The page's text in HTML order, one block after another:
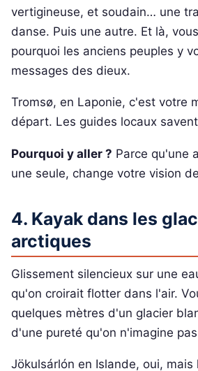
vertigineuse, et soudain… une
danse. Puis une autre. Et là,
pourquoi les anciens peuples y
messages des dieux.
Tromsø, en Laponie, c'est votre
départ. Les guides locaux
Pourquoi y aller ? Parce qu'une
une seule, change votre vision
4. Kayak dans les
arctiques
Glissement silencieux sur une
qu'on croirait flotter dans l'air.
quelques mètres d'un glacier
d'une pureté qu'on n'imagine
Jökulsárlón en Islande, oui, mais